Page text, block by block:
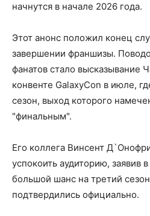
начнутся в начале 2026 года.
Этот анонс положил конец
завершении франшизы.
фанатов стало высказывание
конвенте GalaxyCon в июле,
сезон, выход которого
"финальным".
Его коллега Винсент
успокоить аудиторию, заявив
большой шанс на третий
подтвердились официально.